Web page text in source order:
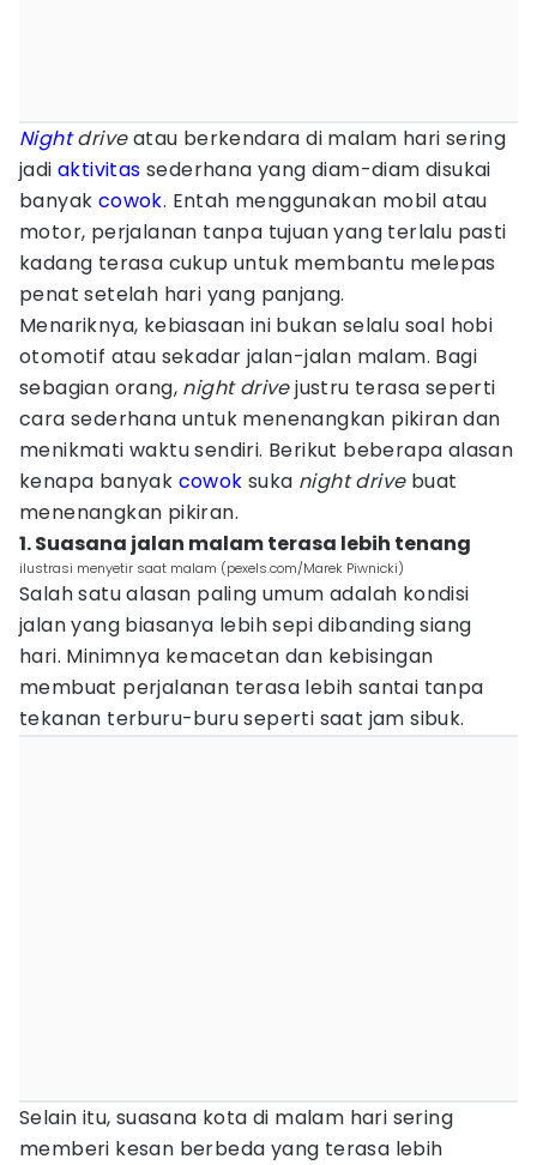
Nightdriveatau berkendara di malam hari sering
jadi aktivitassederhana yang diam-diam disukai
banyak cowok. Entah menggunakan mobil atau
motor, perjalanan tanpa tujuan yang terlalu pasti
kadang terasa cukup untuk membantu melepas
penat setelah hari yang panjang.
Menariknya, kebiasaan ini bukan selalu soal hobi
otomotif atau sekadar jalan-jalan malam. Bagi
sebagian orang, night drivejustru terasa seperti
cara sederhana untuk menenangkan pikiran dan
menikmati waktu sendiri. Berikut beberapa alasan
kenapa banyak cowoksuka night drivebuat
menenangkan pikiran.
1. Suasana jalan malam terasa lebih tenang
ilustrasi menyetir saat malam (pexels.com/Marek Piwnicki)
Salah satu alasan paling umum adalah kondisi
jalan yang biasanya lebih sepi dibanding siang
hari. Minimnya kemacetan dan kebisingan
membuat perjalanan terasa lebih santai tanpa
tekanan terburu-buru seperti saat jam sibuk.
Selain itu, suasana kota di malam hari sering
memberi kesan berbeda yang terasa lebih